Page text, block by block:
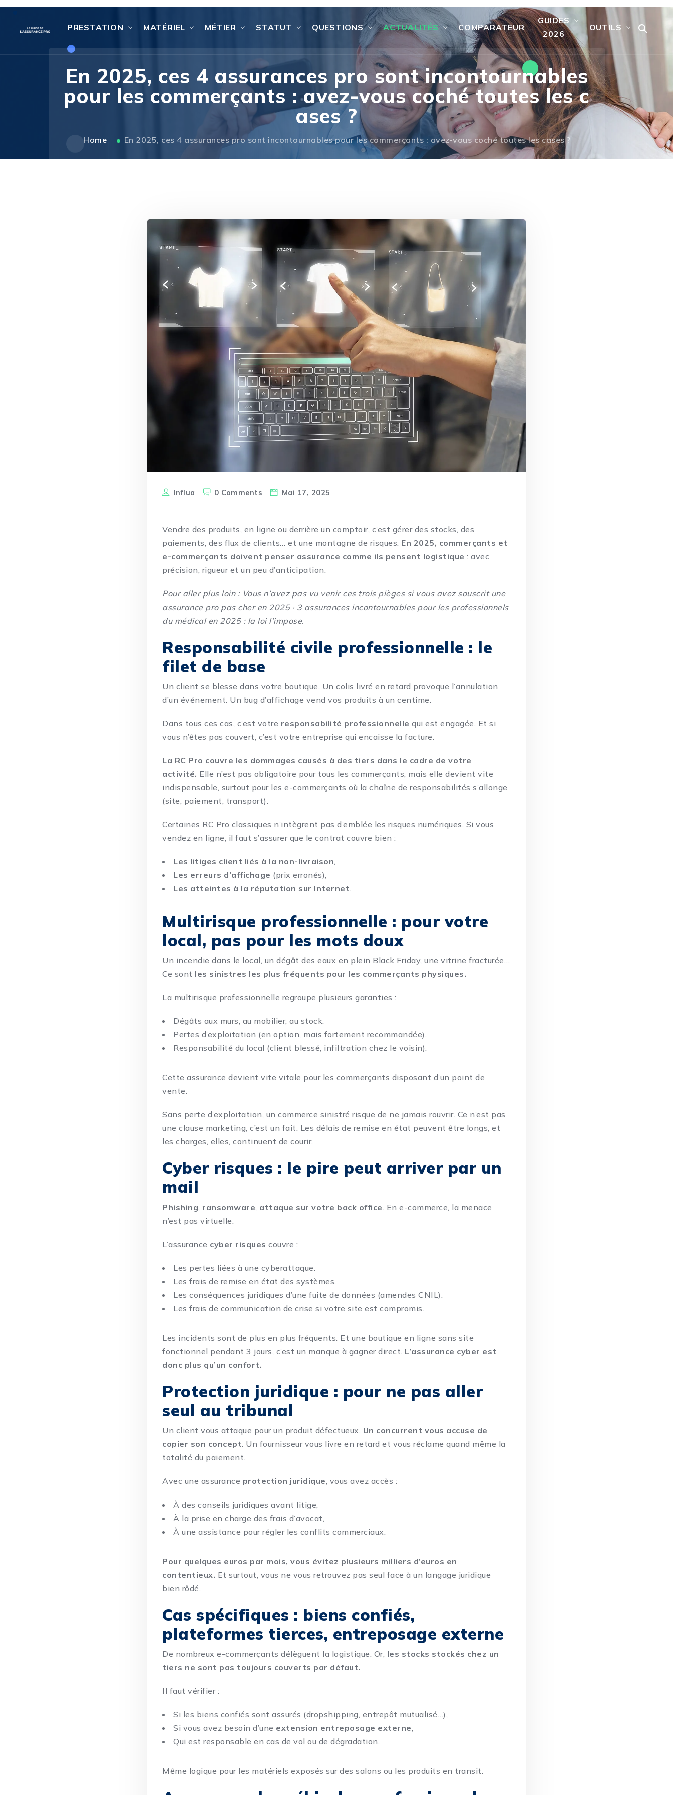
PRESTATION MATÉRIEL MÉTIER STATUT QUESTIONS ACTUALITÉS COMPARATEUR
GUIDES
2026
OUTILS
En 2025, ces 4 assurances pro sont incontournables
pour les commerçants : avez-vous coché toutes les c
ases ?
Home En 2025, ces 4 assurances pro sont incontournables pour les commerçants : avez-vous coché toutes les cases ?
Influa 0 Comments Mai 17, 2025
Vendre des produits, en ligne ou derrière un comptoir, c’est gérer des stocks, des
paiements, des flux de clients… et une montagne de risques. En 2025, commerçants et
e-commerçants doivent penser assurance comme ils pensent logistique : avec
précision, rigueur et un peu d’anticipation.
Pour aller plus loin : Vous n’avez pas vu venir ces trois pièges si vous avez souscrit une
assurance pro pas cher en 2025· 3 assurances incontournables pour les professionnels
du médical en 2025 : la loi l’impose.
Responsabilité civile professionnelle : le
filet de base
Un client se blesse dans votre boutique. Un colis livré en retard provoque l’annulation
d’un événement. Un bug d’affichage vend vos produits à un centime.
Dans tous ces cas, c’est votre responsabilité professionnelle qui est engagée . Et si
vous n’êtes pas couvert, c’est votre entreprise qui encaisse la facture.
La RC Pro couvre les dommages causés à des tiers dans le cadre de votre
activité. Elle n’est pas obligatoire pour tous les commerçants, mais elle devient vite
indispensable, surtout pour les e-commerçants où la chaîne de responsabilités s’allonge
(site, paiement, transport).
Certaines RC Pro classiques n’intègrent pas d’emblée les risques numériques. Si vous
vendez en ligne, il faut s’assurer que le contrat couvre bien :
Les litiges client liés à la non-livraison
Les erreurs d’affichage (prix erronés),
Les atteintes à la réputation sur Internet
Multirisque professionnelle : pour votre
local, pas pour les mots doux
Un incendie dans le local, un dégât des eaux en plein Black Friday, une vitrine fracturée…
Ce sont les sinistres les plus fréquents pour les commerçants physiques.
La multirisque professionnelle regroupe plusieurs garanties :
Dégâts aux murs, au mobilier, au stock.
Pertes d’exploitation (en option, mais fortement recommandée).
Responsabilité du local (client blessé, infiltration chez le voisin).
Cette assurance devient vite vitale pour les commerçants disposant d’un point de
vente.
Sans perte d’exploitation, un commerce sinistré risque de ne jamais rouvrir. Ce n’est pas
une clause marketing, c’est un fait. Les délais de remise en état peuvent être longs, et
les charges, elles, continuent de courir.
Cyber risques : le pire peut arriver par un
mail
Phishing ransomware attaque sur votre back office . En e-commerce, la menace
n’est pas virtuelle.
L’assurance cyber risques couvre :
Les pertes liées à une cyberattaque.
Les frais de remise en état des systèmes.
Les conséquences juridiques d’une fuite de données (amendes CNIL).
Les frais de communication de crise si votre site est compromis.
Les incidents sont de plus en plus fréquents. Et une boutique en ligne sans site
fonctionnel pendant 3 jours, c’est un manque à gagner direct. L’assurance cyber est
donc plus qu’un confort.
Protection juridique : pour ne pas aller
seul au tribunal
Un client vous attaque pour un produit défectueux. Un concurrent vous accuse de
copier son concept . Un fournisseur vous livre en retard et vous réclame quand même la
totalité du paiement.
Avec une assurance protection juridique , vous avez accès :
À des conseils juridiques avant litige,
À la prise en charge des frais d’avocat,
À une assistance pour régler les conflits commerciaux.
Pour quelques euros par mois, vous évitez plusieurs milliers d’euros en
contentieux. Et surtout, vous ne vous retrouvez pas seul face à un langage juridique
bien rôdé.
Cas spécifiques : biens confiés,
plateformes tierces, entreposage externe
De nombreux e-commerçants délèguent la logistique. Or, les stocks stockés chez un
tiers ne sont pas toujours couverts par défaut.
Il faut vérifier :
Si les biens confiés sont assurés (dropshipping, entrepôt mutualisé…),
Si vous avez besoin d’une extension entreposage externe
Qui est responsable en cas de vol ou de dégradation.
Même logique pour les matériels exposés sur des salons ou les produits en transit.